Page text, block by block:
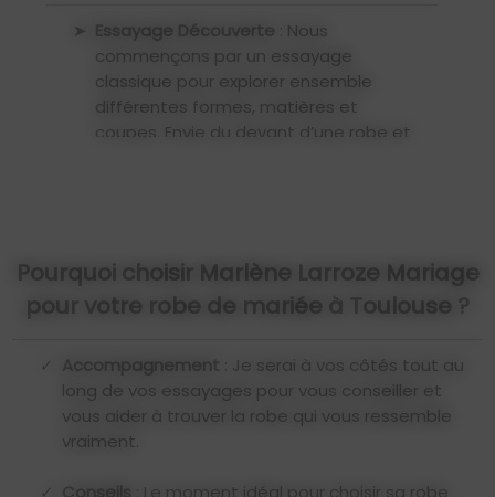
Essayage Découverte
: Nous
commençons par un essayage
classique pour explorer ensemble
différentes formes, matières et
coupes. Envie du devant d’une robe et
ensemble les matières qui donneront
vie à votre robe : tombé, texture,
confort… chaque détail compte.
Prise de Mesures
: Une prise de mesures
complète pour une coupe
parfaitement adaptée à votre
morphologie.
Création de la Toile: Avant de couper
Pourquoi choisir Marlène Larroze Mariage
pour votre robe de mariée à Toulouse ?
Accompagnement
: Je serai à vos côtés tout au
long de vos essayages pour vous conseiller et
vous aider à trouver la robe qui vous ressemble
vraiment.
Conseils : Le moment idéal pour choisir sa robe